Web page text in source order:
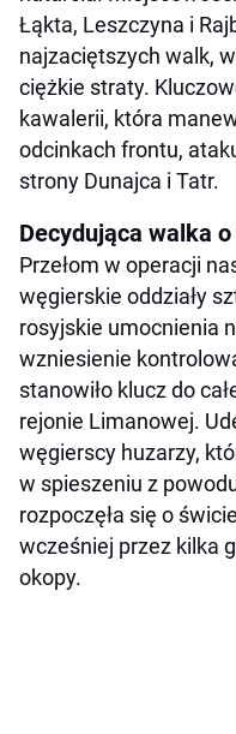
Łąkta, Leszczyna i
najzaciętszych walk,
ciężkie straty.
kawalerii, która
odcinkach frontu,
strony Dunajca i Tatr.
Decydująca walka
Przełom w operacji
węgierskie oddziały
rosyjskie umocnienia
wzniesienie
stanowiło klucz do
rejonie Limanowej.
węgierscy huzarzy,
w spieszeniu z
rozpoczęła się o
wcześniej przez kilka
okopy.